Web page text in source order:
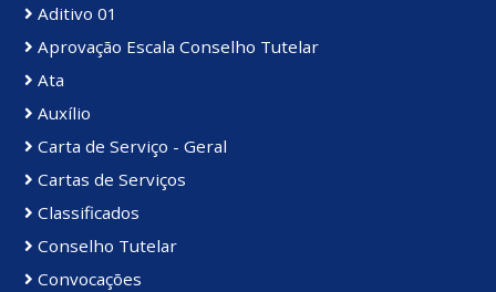
Aditivo 01
Aprovação Escala Conselho Tutelar
Ata
Auxílio
Carta de Serviço - Geral
Cartas de Serviços
Classificados
Conselho Tutelar
Convocações